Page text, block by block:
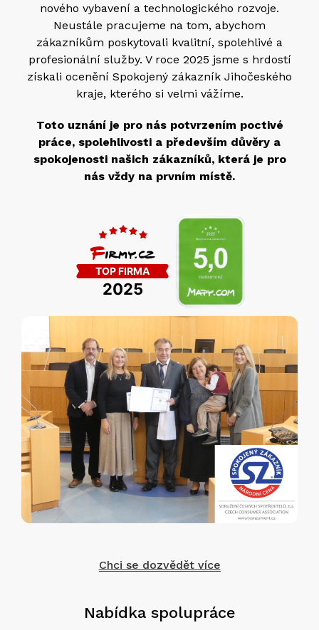
nového vybavení a technologického rozvoje.
Neustále pracujeme na tom, abychom
zákazníkům poskytovali kvalitní, spolehlivé a
profesionální služby. V roce 2025 jsme s hrdostí
získali ocenění Spokojený zákazník Jihočeského
kraje, kterého si velmi vážíme.
Toto uznání je pro nás potvrzením poctivé
práce, spolehlivosti a především důvěry a
spokojenosti našich zákazníků, která je pro
nás vždy na prvním místě.
Chci se dozvědět více
Nabídka spolupráce